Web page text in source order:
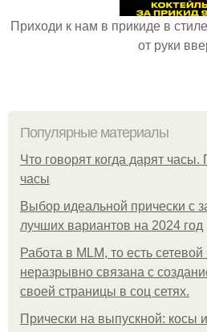
Приходи к нам в прикиде в
от руки
Популярные материалы
Что говорят когда дарят
часы
Выбор идеальной прически с
лучших вариантов на 2024 год
Работа в MLM, то есть
неразрывно связана с
своей страницы в соц сетях.
Прически на выпускной: косы